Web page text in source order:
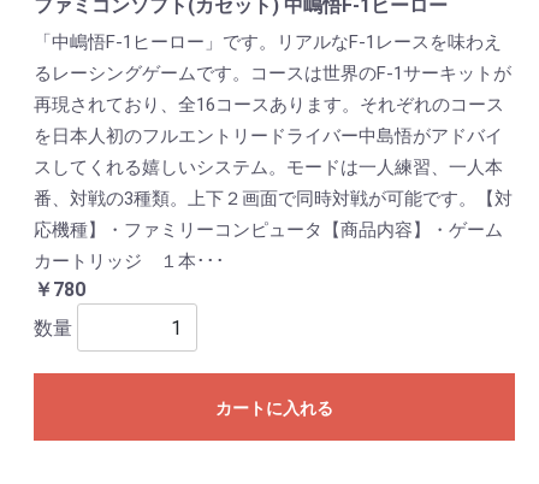
ファミコンソフト(カセット) 中嶋悟F-1ヒーロー
「中嶋悟F-1ヒーロー」です。リアルなF-1レースを味わえ
るレーシングゲームです。コースは世界のF-1サーキットが
再現されており、全16コースあります。それぞれのコース
を日本人初のフルエントリードライバー中島悟がアドバイ
スしてくれる嬉しいシステム。モードは一人練習、一人本
番、対戦の3種類。上下２画面で同時対戦が可能です。【対
応機種】・ファミリーコンピュータ【商品内容】・ゲーム
カートリッジ １本･･･
￥780
数量
カートに入れる